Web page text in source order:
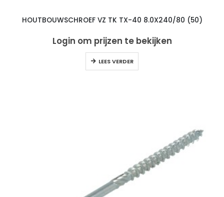
HOUTBOUWSCHROEF VZ TK TX-40 8.0X240/80 (50)
Login om prijzen te bekijken
LEES VERDER